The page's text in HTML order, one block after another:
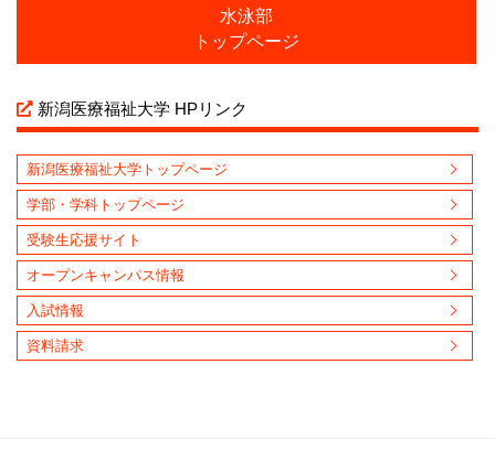
水泳部
トップページ
新潟医療福祉大学 HPリンク
新潟医療福祉大学トップページ
学部・学科トップページ
受験生応援サイト
オープンキャンパス情報
入試情報
資料請求